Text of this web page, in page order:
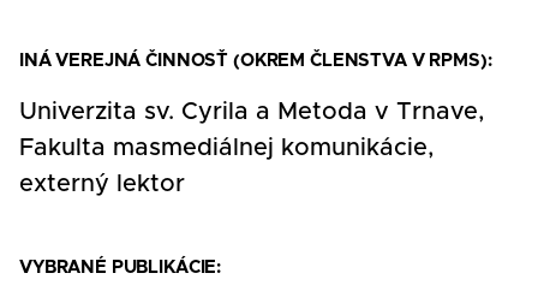
INÁ VEREJNÁ ČINNOSŤ (OKREM ČLENSTVA V RPMS):
Univerzita sv. Cyrila a Metoda v Trnave,
Fakulta masmediálnej komunikácie,
externý lektor
VYBRANÉ PUBLIKÁCIE: